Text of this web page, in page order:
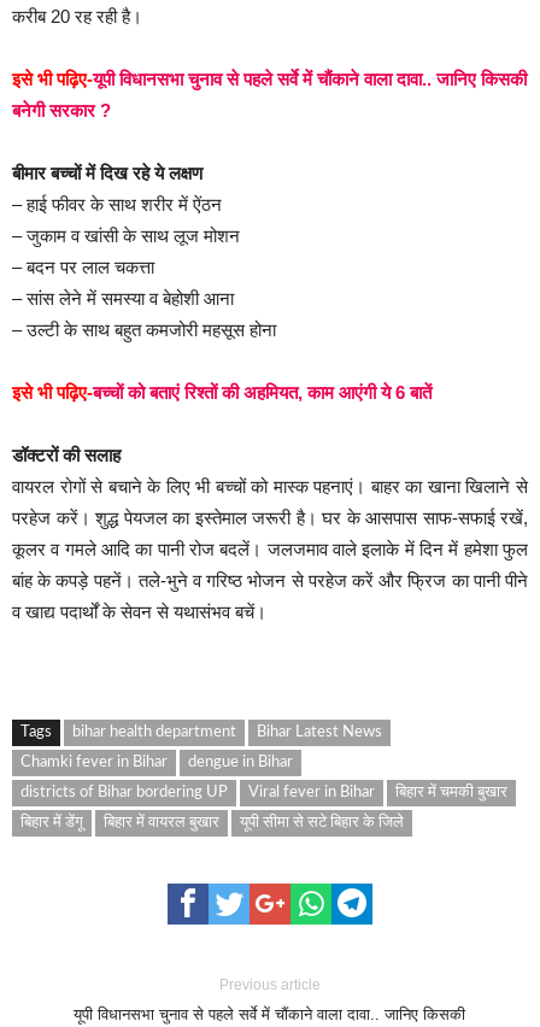
करीब 20 रह रही है।
इसे भी पढ़िए-यूपी विधानसभा चुनाव से पहले सर्वे में चौंकाने वाला दावा.. जानिए किसकी
बनेगी सरकार ?
बीमार बच्चों में दिख रहे ये लक्षण
– हाई फीवर के साथ शरीर में ऐंठन
– जुकाम व खांसी के साथ लूज मोशन
– बदन पर लाल चकत्ता
– सांस लेने में समस्या व बेहोशी आना
– उल्टी के साथ बहुत कमजोरी महसूस होना
इसे भी पढ़िए-बच्चों को बताएं रिश्तों की अहमियत, काम आएंगी ये 6 बातें
डॉक्टरों की सलाह
वायरल रोगों से बचाने के लिए भी बच्चों को मास्क पहनाएं। बाहर का खाना खिलाने से
परहेज करें। शुद्ध पेयजल का इस्तेमाल जरूरी है। घर के आसपास साफ-सफाई रखें,
कूलर व गमले आदि का पानी रोज बदलें। जलजमाव वाले इलाके में दिन में हमेशा फुल
बांह के कपड़े पहनें। तले-भुने व गरिष्ठ भोजन से परहेज करें और फ्रिज का पानी पीने
व खाद्य पदार्थों के सेवन से यथासंभव बचें।
Tags bihar health department
Bihar Latest News
Chamki fever in Bihar
dengue in Bihar
districts of Bihar bordering UP
Viral fever in Bihar
बिहार में चमकी बुखार
बिहार में डेंगू
बिहार में वायरल बुखार यूपी सीमा से सटे बिहार के जिले
Previous article
यूपी विधानसभा चुनाव से पहले सर्वे में चौंकाने वाला दावा.. जानिए किसकी